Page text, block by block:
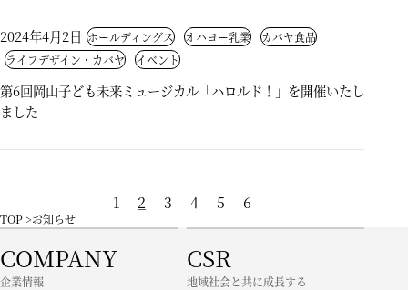
2024年4月2日 ホールディングス オハヨー乳業
カバヤ食品
ライフデザイン・カバヤ
イベント
第6回岡山子ども未来ミュージカル「ハロルド！」を開催いたし
ました
1 2 3 4 5 6
TOP お知らせ
COMPANY
企業情報
CSR
地域社会と共に成長する